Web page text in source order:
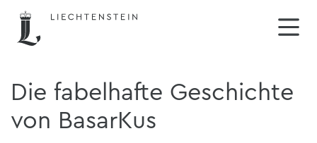
Die fabelhafte Geschichte
von BasarKus